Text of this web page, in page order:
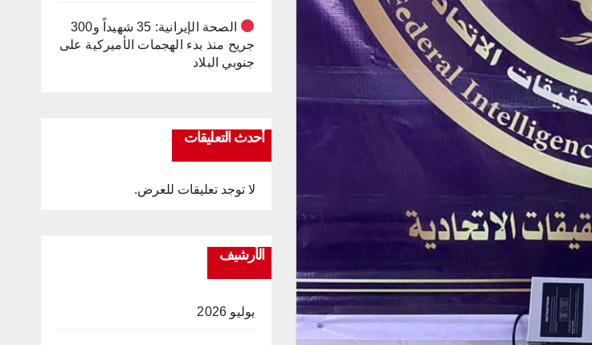
الصحة الإيرانية: 35 شهيداً و300
جريح منذ بدء الهجمات الأميركية على
جنوبي البلاد
أحدث التعليقات
لا توجد تعليقات للعرض.
الأرشيف
يوليو 2026